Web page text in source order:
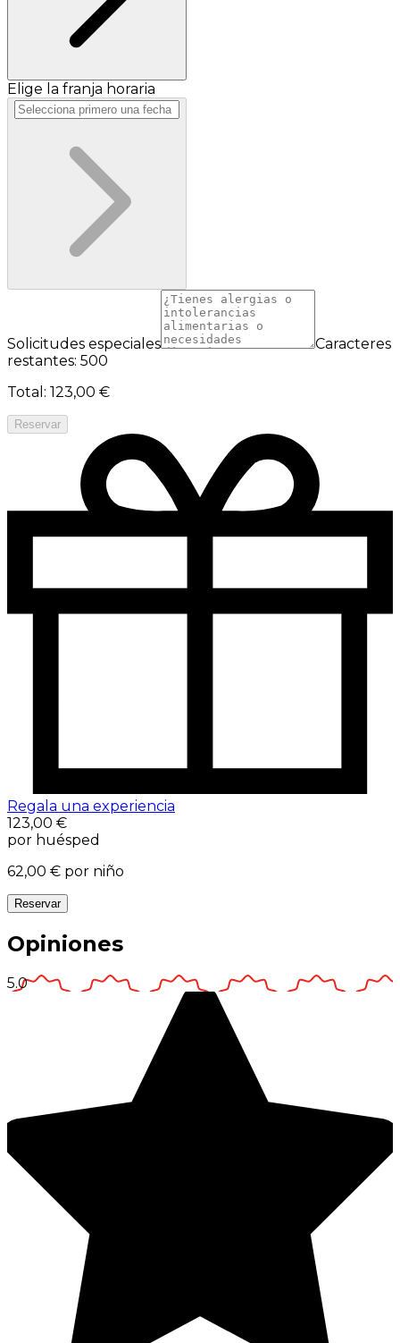
Elige la franja horaria
Solicitudes especiales
Caracteres
restantes: 500
Total : 123,00 €
Reservar
Regala una experiencia
123,00 €
por huésped
62,00 € por niño
Reservar
Opiniones
5.0